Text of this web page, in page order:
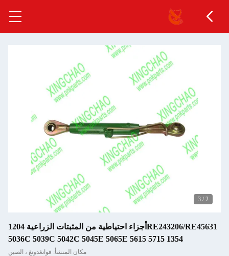
3
/
3
RE243206/RE45631أجزاء احتياطية من المثبتات الزراعية 1204
1354 5036C 5039C 5042C 5045E 5065E 5615 5715
مكان المنشأ: قوانغدونغ ، الصين